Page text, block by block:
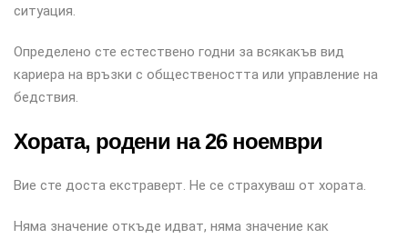
ситуация.
Определено сте естествено годни за всякакъв вид
кариера на връзки с обществеността или управление на
бедствия.
Хората, родени на 26 ноември
Вие сте доста екстраверт. Не се страхуваш от хората.
Няма значение откъде идват, няма значение как